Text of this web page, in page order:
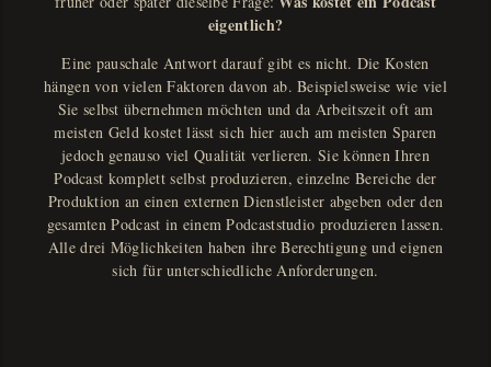
eigentlich?
Eine pauschale Antwort darauf gibt es nicht. Die Kosten
hängen von vielen Faktoren davon ab. Beispielsweise wie viel
Sie selbst übernehmen möchten und da Arbeitszeit oft am
meisten Geld kostet lässt sich hier auch am meisten Sparen
jedoch genauso viel Qualität verlieren. Sie können Ihren
Podcast komplett selbst produzieren, einzelne Bereiche der
Produktion an einen externen Dienstleister abgeben oder den
gesamten Podcast in einem Podcaststudio produzieren lassen.
Alle drei Möglichkeiten haben ihre Berechtigung und eignen
sich für unterschiedliche Anforderungen.